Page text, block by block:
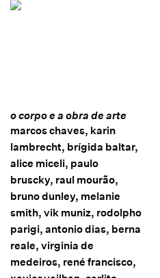
o corpo e a obra de arte
marcos chaves, karin
lambrecht, brígida baltar,
alice miceli, paulo
bruscky, raul mourão,
bruno dunley, melanie
smith, vik muniz, rodolpho
parigi, antonio dias, berna
reale, virginia de
medeiros, rené francisco,